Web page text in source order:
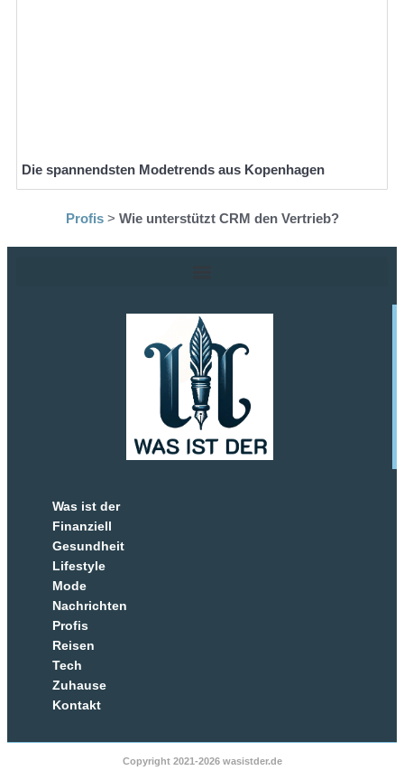
Die spannendsten Modetrends aus Kopenhagen
Profis> Wie unterstützt CRM den Vertrieb?
Was ist der
Finanziell
Gesundheit
Lifestyle
Mode
Nachrichten
Profis
Reisen
Tech
Zuhause
Kontakt
Copyright 2021-2026 wasistder.de